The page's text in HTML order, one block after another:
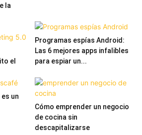
la
el
Programas espías Android:
Las 6 mejores apps infalibles
para espiar un...
un
Cómo emprender un negocio
de cocina sin
descapitalizarse